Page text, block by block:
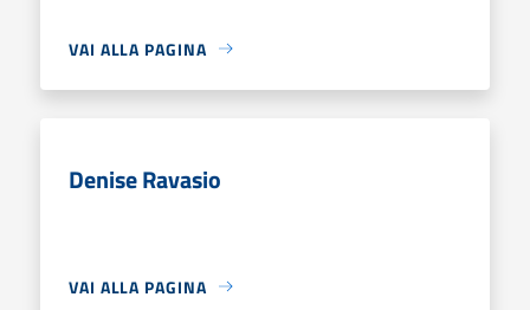
VAI ALLA PAGINA
Denise Ravasio
VAI ALLA PAGINA